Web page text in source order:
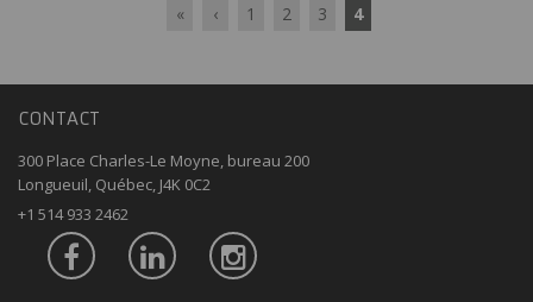
« ‹ 1 2 3 4
CONTACT
300 Place Charles-Le Moyne, bureau 200
Longueuil, Québec, J4K 0C2
+1 514 933 2462